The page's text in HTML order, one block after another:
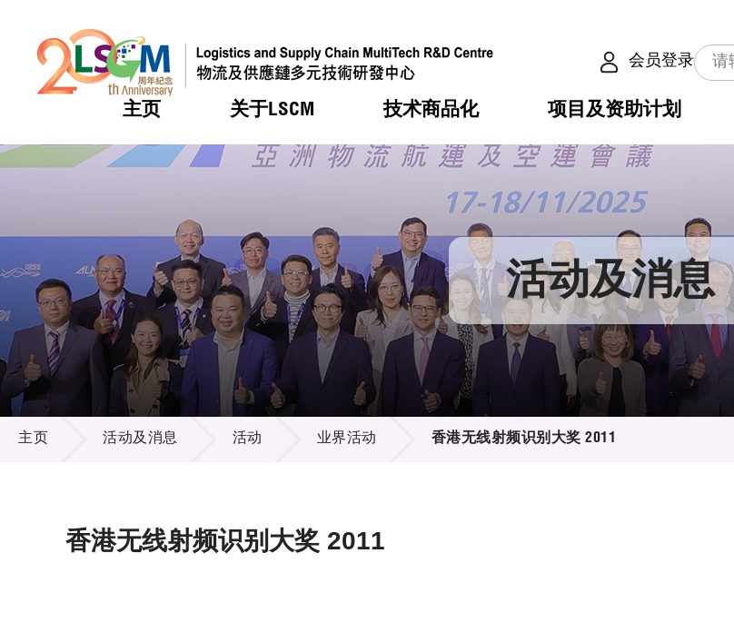
会员登录
主页 关于LSCM
热门 机构简介
组织架构
组织架构
董事局
研究顾问
招标通告
技术商品化
热门 服务
可获授权之技术
应用于公共服务之创新技术
重点项目
项目及资助计划
热门 合作计划
资助计划
资助计划
税务优惠
申请
评审
征求研发项目计划书
项目资料库
热门 活动
奖项
新闻中心
媒体报导
新闻稿
资讯中心
多媒体
出版刊物
热门 会籍及服务
会员列表
会员登入 活动及消息
活动及消息
主页 活动及消息 活动 业界活动 香港无线射频识别大奖 2011
香港无线射频识别大奖 2011